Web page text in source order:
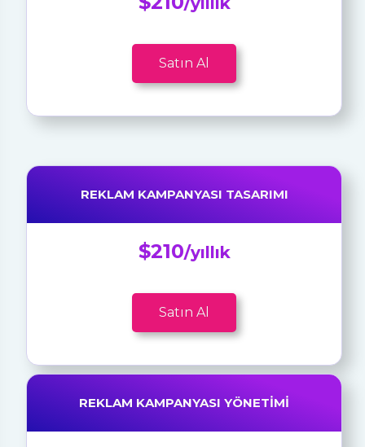
Satın Al
REKLAM KAMPANYASI TASARIMI
$210/yıllık
Satın Al
REKLAM KAMPANYASI YÖNETIMI